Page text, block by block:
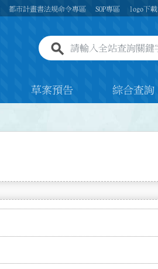
都市計畫書法規命令專區 SOP專區 logo下載
全站查詢關鍵字欄位
草案預告 綜合查詢